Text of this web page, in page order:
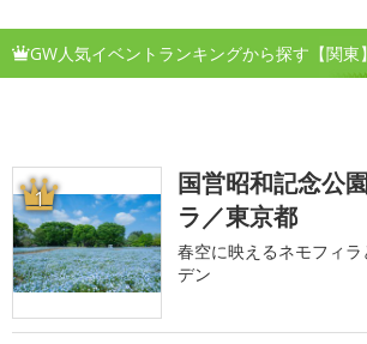
GW人気イベントランキングから探す【関東】
1
国営昭和記念公
ラ／東京都
春空に映えるネモフィ
デン